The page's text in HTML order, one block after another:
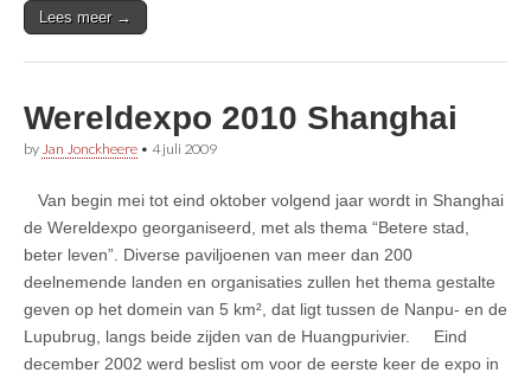
Lees meer →
Wereldexpo 2010 Shanghai
by Jan Jonckheere • 4 juli 2009
Van begin mei tot eind oktober volgend jaar wordt in Shanghai
de Wereldexpo georganiseerd, met als thema “Betere stad,
beter leven”. Diverse paviljoenen van meer dan 200
deelnemende landen en organisaties zullen het thema gestalte
geven op het domein van 5 km², dat ligt tussen de Nanpu- en de
Lupubrug, langs beide zijden van de Huangpurivier. Eind
december 2002 werd beslist om voor de eerste keer de expo in